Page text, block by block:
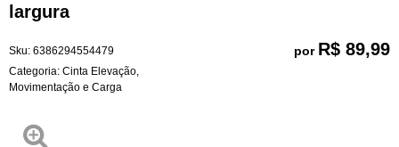
largura
Sku: 6386294554479
Categoria: Cinta Elevação
Movimentação e Carga
por R$ 89,99